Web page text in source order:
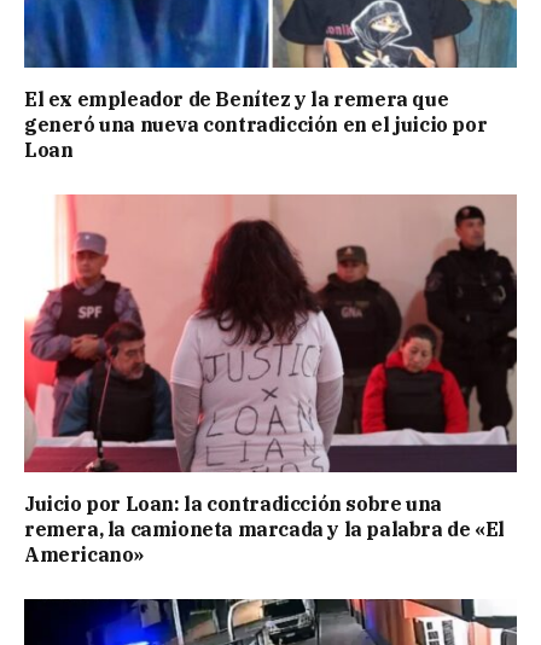
El ex empleador de Benítez y la remera que
generó una nueva contradicción en el juicio por
Loan
Juicio por Loan: la contradicción sobre una
remera, la camioneta marcada y la palabra de «El
Americano»